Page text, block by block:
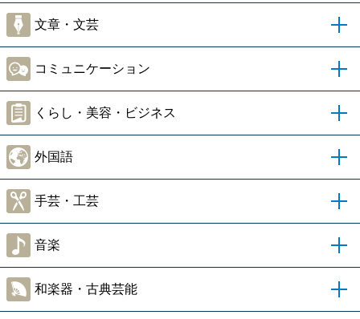
文章・文芸
コミュニケーション
くらし・美容・ビジネス
外国語
手芸・工芸
音楽
和楽器・古典芸能